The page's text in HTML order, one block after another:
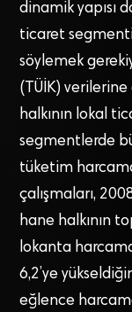
dinamik yapısı
ticaret
söylemek
(TÜİK)
halkının lokal
segmentlerde
tüketim
çalışmaları,
hane halkının
lokanta
6,2’ye
eğlence